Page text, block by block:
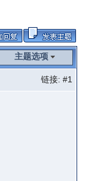
主题选项
链接:#1